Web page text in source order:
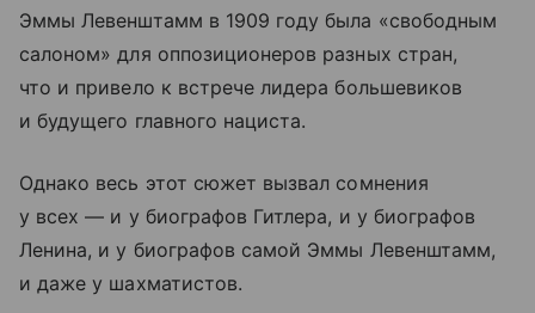
Эммы Левенштамм в 1909 году была «свободным
салоном» для оппозиционеров разных стран,
что и привело к встрече лидера большевиков
и будущего главного нациста.
Однако весь этот сюжет вызвал сомнения
у всех — и у биографов Гитлера, и у биографов
Ленина, и у биографов самой Эммы Левенштамм,
и даже у шахматистов.